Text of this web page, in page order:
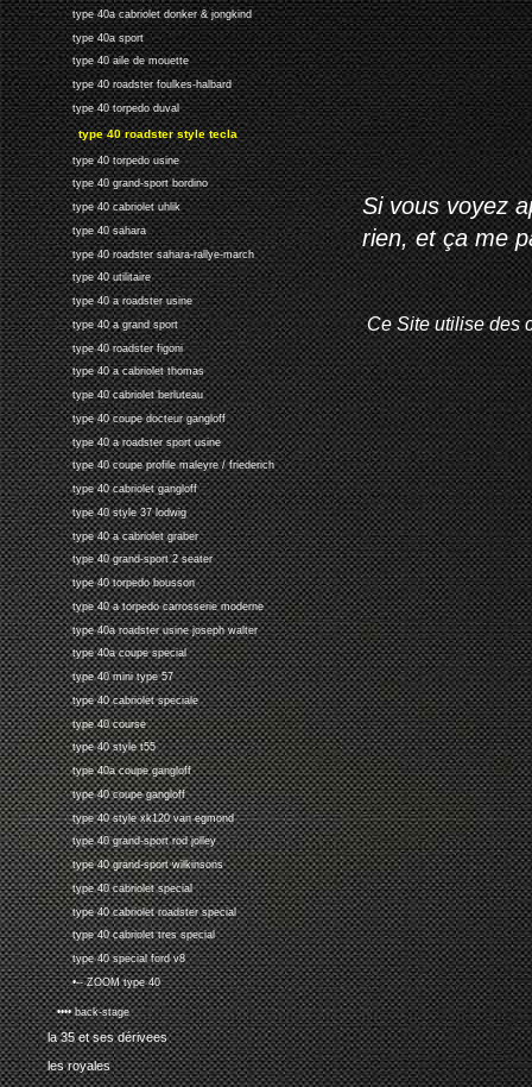
type 40a cabriolet donker & jongkind
type 40a sport
type 40 aile de mouette
type 40 roadster foulkes-halbard
type 40 torpedo duval
type 40 roadster style tecla
type 40 torpedo usine
type 40 grand-sport bordino
type 40 cabriolet uhlik
type 40 sahara
type 40 roadster sahara-rallye-march
type 40 utilitaire
type 40 a roadster usine
type 40 a grand sport
type 40 roadster figoni
type 40 a cabriolet thomas
type 40 cabriolet berluteau
type 40 coupe docteur gangloff
type 40 a roadster sport usine
type 40 coupe profile maleyre / friederich
type 40 cabriolet gangloff
type 40 style 37 lodwig
type 40 a cabriolet graber
type 40 grand-sport 2 seater
type 40 torpedo bousson
type 40 a torpedo carrosserie moderne
type 40a roadster usine joseph walter
type 40a coupe special
type 40 mini type 57
type 40 cabriolet speciale
type 40 course
type 40 style t55
type 40a coupe gangloff
type 40 coupe gangloff
type 40 style xk120 van egmond
type 40 grand-sport rod jolley
type 40 grand-sport wilkinsons
type 40 cabriolet special
type 40 cabriolet roadster special
type 40 cabriolet tres special
type 40 special ford v8
•-- ZOOM type 40
•••• back-stage
la 35 et ses dérivees
les royales
Si vous voyez
rien, et ça me
Ce Site utilise des